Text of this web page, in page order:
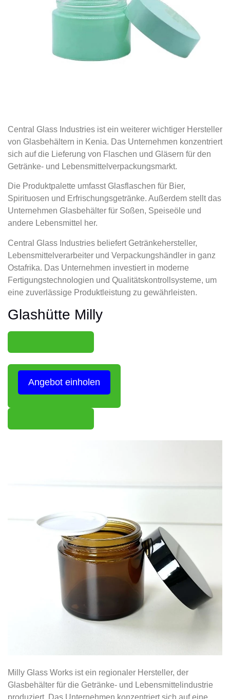
Central Glass Industries ist ein weiterer wichtiger Hersteller
von Glasbehältern in Kenia. Das Unternehmen konzentriert
sich auf die Lieferung von Flaschen und Gläsern für den
Getränke- und Lebensmittelverpackungsmarkt.
Die Produktpalette umfasst Glasflaschen für Bier,
Spirituosen und Erfrischungsgetränke. Außerdem stellt das
Unternehmen Glasbehälter für Soßen, Speiseöle und
andere Lebensmittel her.
Central Glass Industries beliefert Getränkehersteller,
Lebensmittelverarbeiter und Verpackungshändler in ganz
Ostafrika. Das Unternehmen investiert in moderne
Fertigungstechnologien und Qualitätskontrollsysteme, um
eine zuverlässige Produktleistung zu gewährleisten.
Glashütte Milly
Angebot einholen
Milly Glass Works ist ein regionaler Hersteller, der
Glasbehälter für die Getränke- und Lebensmittelindustrie
produziert. Das Unternehmen konzentriert sich auf eine